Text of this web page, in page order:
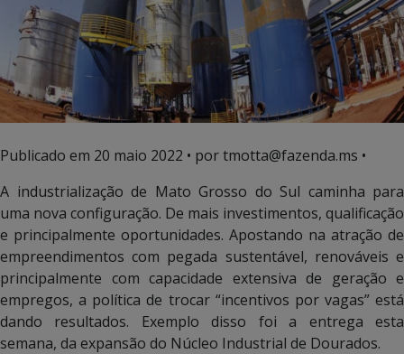
Publicado em 20 maio 2022 • por tmotta@fazenda.ms •
A industrialização de Mato Grosso do Sul caminha para
uma nova configuração. De mais investimentos, qualificação
e principalmente oportunidades. Apostando na atração de
empreendimentos com pegada sustentável, renováveis e
principalmente com capacidade extensiva de geração e
empregos, a política de trocar “incentivos por vagas” está
dando resultados. Exemplo disso foi a entrega esta
semana, da expansão do Núcleo Industrial de Dourados.